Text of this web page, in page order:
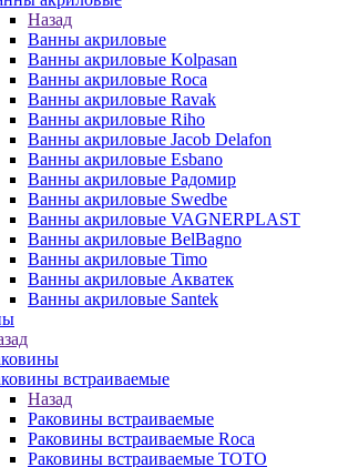
Назад
Ванны акриловые
Ванны акриловые Kolpasan
Ванны акриловые Roca
Ванны акриловые Ravak
Ванны акриловые Riho
Ванны акриловые Jacob Delafon
Ванны акриловые Esbano
Ванны акриловые Радомир
Ванны акриловые Swedbe
Ванны акриловые VAGNERPLAST
Ванны акриловые BelBagno
Ванны акриловые Timo
Ванны акриловые Акватек
Ванны акриловые Santek
встраиваемые
Назад
Раковины встраиваемые
Раковины встраиваемые Roca
Раковины встраиваемые TOTO